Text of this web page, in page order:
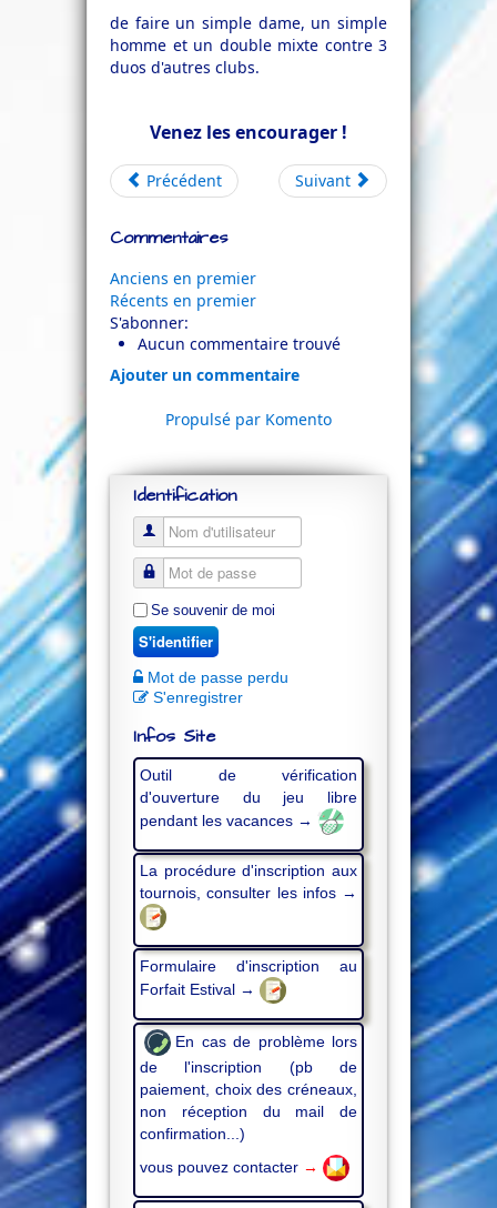
de faire un simple dame, un simple
homme et un double mixte contre 3
duos d'autres clubs.
Venez les encourager !
Précédent Suivant
Commentaires
Anciens en premier
Récents en premier
S'abonner:
Aucun commentaire trouvé
Ajouter un commentaire
Propulsé par Komento
Identification
Se souvenir de moi
S'identifier
Mot de passe perdu
S'enregistrer
Infos Site
Outil de vérification
d'ouverture du jeu libre
pendant les vacances →
La procédure d'inscription aux
tournois, consulter les infos →
Formulaire d'inscription au
Forfait Estival →
En cas de problème lors
de l'inscription (pb de
paiement, choix des créneaux,
non réception du mail de
confirmation...)
vous pouvez contacter →